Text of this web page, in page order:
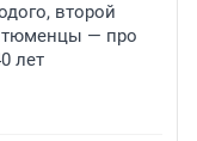
второй
тюменцы — про
лет